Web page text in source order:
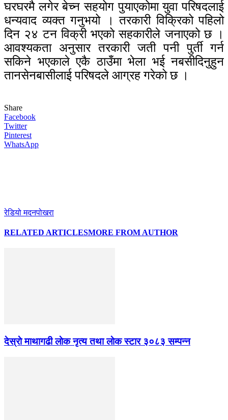
घरघरमै लगेर बेच्न सहयोग पुयाएकोमा युवा परिषदलाई
धन्यवाद व्यक्त गनुभयो । तरकारी विक्रिको पहिलो
दिन २४ टन विक्री भएको सहकारीले जनाएको छ ।
आवश्यकता अनुसार तरकारी जती पनी पुर्ती गर्न
सकिने भएकाले एकै ठाउँमा भेला भई नबसीदिनुहुन
तानसेनबासीलाई परिषदले आग्रह गरेको छ ।
Share
Facebook
Twitter
Pinterest
WhatsApp
रेडियो मदनपोखरा
RELATED ARTICLESMORE FROM AUTHOR
देस्राे माथागढी लाेक नृत्य तथा लाेक स्टार ३०८३ सम्पन्न